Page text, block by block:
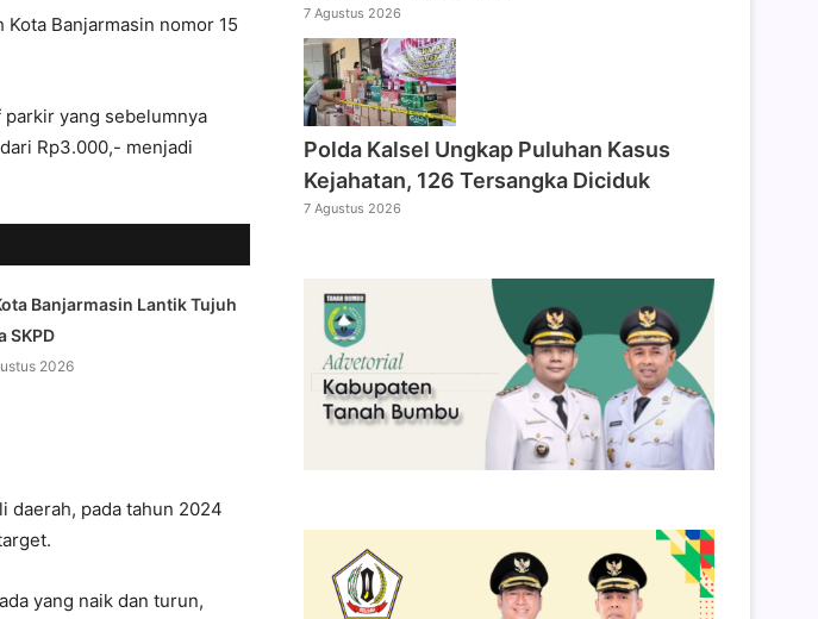
Banjarmasin nomor 15
yang sebelumnya
Rp3.000,- menjadi
Banjarmasin Lantik Tujuh
SKPD
2026
daerah, pada tahun 2024
yang naik dan turun,
7 Agustus 2026
Polda Kalsel Ungkap Puluhan Kasus
Kejahatan, 126 Tersangka Diciduk
7 Agustus 2026